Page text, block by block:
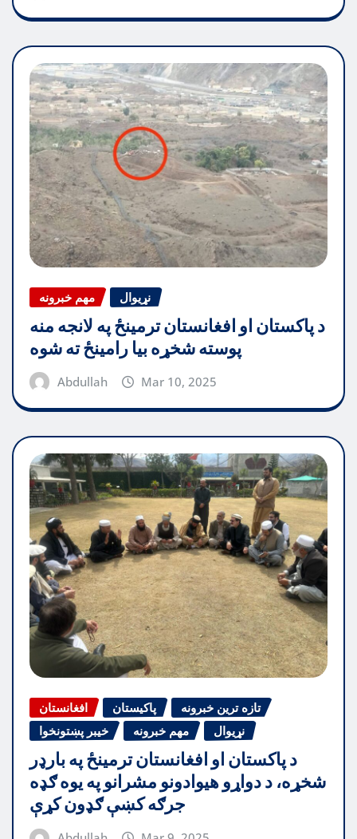
مهم خبرونه نړیوال
د پاکستان او افغانستان ترمینځ په لانجه منه
پوسته شخړه بیا رامینځ ته شوه
Abdullah Mar 10, 2025
افغانستان پاکیستان
تازه ترین خبرونه
خیبر پښتونخوا
مهم خبرونه نړیوال
د پاکستان او افغانستان ترمینځ په بارډر
شخړه، د دواړو هیوادونو مشرانو په یوه ګډه
جرګه کښې ګډون کړې